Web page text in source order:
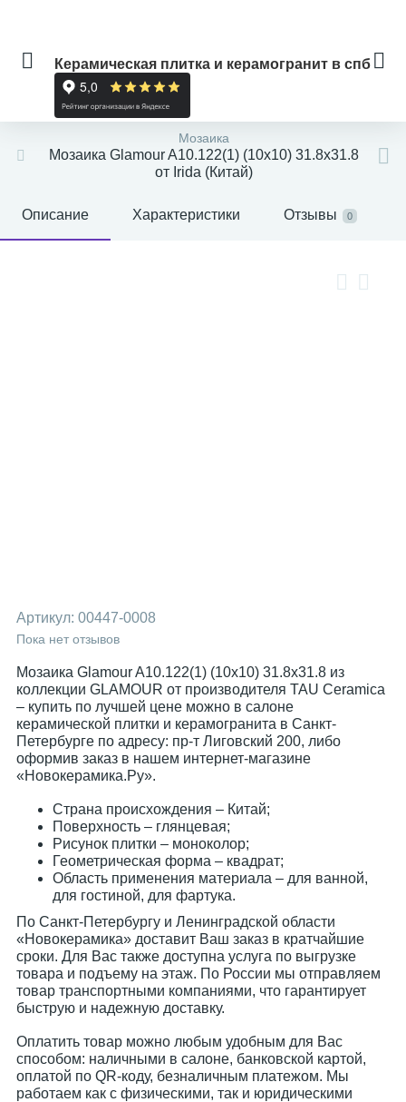
Керамическая плитка и керамогранит в спб
Мозаика
Мозаика Glamour A10.122(1) (10x10) 31.8x31.8
от Irida (Китай)
Описание Характеристики Отзывы 0
Артикул: 00447-0008
Пока нет отзывов
Мозаика Glamour A10.122(1) (10x10) 31.8x31.8 из
коллекции GLAMOUR от производителя TAU Ceramica
– купить по лучшей цене можно в салоне
керамической плитки и керамогранита в Санкт-
Петербурге по адресу: пр-т Лиговский 200, либо
оформив заказ в нашем интернет-магазине
«Новокерамика.Ру».
Страна происхождения – Китай;
Поверхность – глянцевая;
Рисунок плитки – моноколор;
Геометрическая форма – квадрат;
Область применения материала – для ванной,
для гостиной, для фартука.
По Санкт-Петербургу и Ленинградской области
«Новокерамика» доставит Ваш заказ в кратчайшие
сроки. Для Вас также доступна услуга по выгрузке
товара и подъему на этаж. По России мы отправляем
товар транспортными компаниями, что гарантирует
быструю и надежную доставку.
Оплатить товар можно любым удобным для Вас
способом: наличными в салоне, банковской картой,
оплатой по QR-коду, безналичным платежом. Мы
работаем как с физическими, так и юридическими